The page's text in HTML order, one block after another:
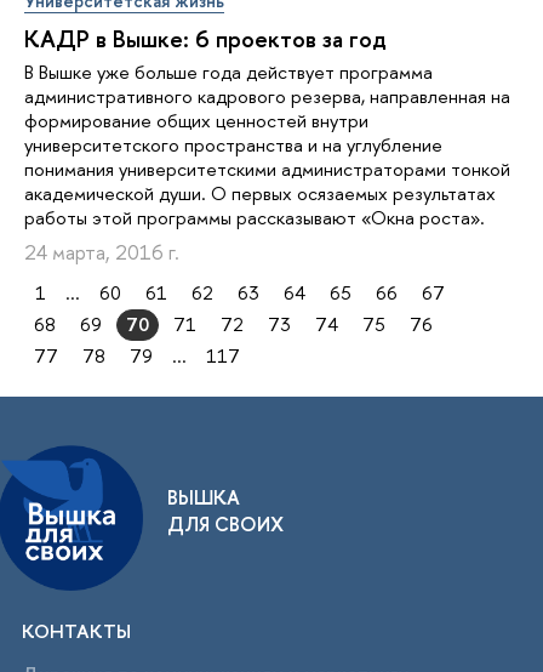
КАДР в Вышке: 6 проектов за год
В Вышке уже больше года действует программа
административного кадрового резерва, направленная на
формирование общих ценностей внутри
университетского пространства и на углубление
понимания университетскими администраторами тонкой
академической души. О первых осязаемых результатах
работы этой программы рассказывают «Окна роста».
24 марта, 2016 г.
1 ... 60 61 62 63 64 65 66
67
68
69 70 71 72 73 74 75
76
77
78 79 ... 117
ВЫШКА
ДЛЯ СВОИХ
КОНТАКТЫ